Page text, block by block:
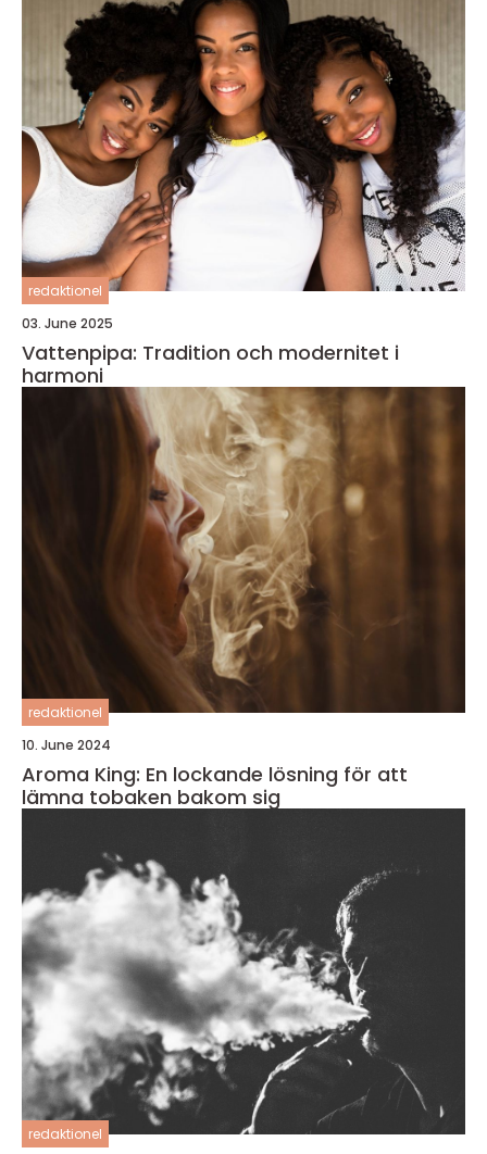
redaktionel
03. June 2025
Vattenpipa: Tradition och modernitet i
harmoni
redaktionel
10. June 2024
Aroma King: En lockande lösning för att
lämna tobaken bakom sig
redaktionel